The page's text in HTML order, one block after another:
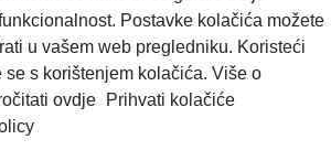
Postavke kolačića možete
u vašem web pregledniku. Koristeći
se s korištenjem kolačića. Više o
ovdje
Prihvati kolačiće